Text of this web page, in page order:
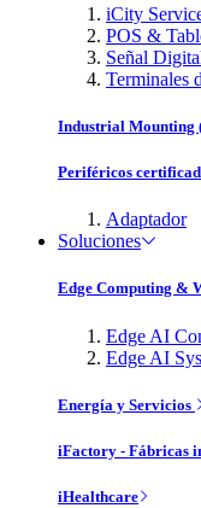
iCity
POS &
Señal
Terminales
Industrial Mounting
Periféricos
Adaptador
Soluciones
Edge Computing &
Edge AI
Edge AI
Energía y Servicios
iFactory - Fábricas
iHealthcare